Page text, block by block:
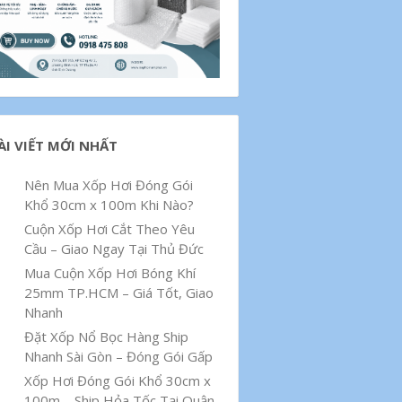
VIẾT MỚI NHẤT
Nên Mua Xốp Hơi Đóng Gói
Khổ 30cm x 100m Khi Nào?
Cuộn Xốp Hơi Cắt Theo Yêu
Cầu – Giao Ngay Tại Thủ Đức
Mua Cuộn Xốp Hơi Bóng Khí
25mm TP.HCM – Giá Tốt, Giao
Nhanh
Đặt Xốp Nổ Bọc Hàng Ship
Nhanh Sài Gòn – Đóng Gói Gấp
Xốp Hơi Đóng Gói Khổ 30cm x